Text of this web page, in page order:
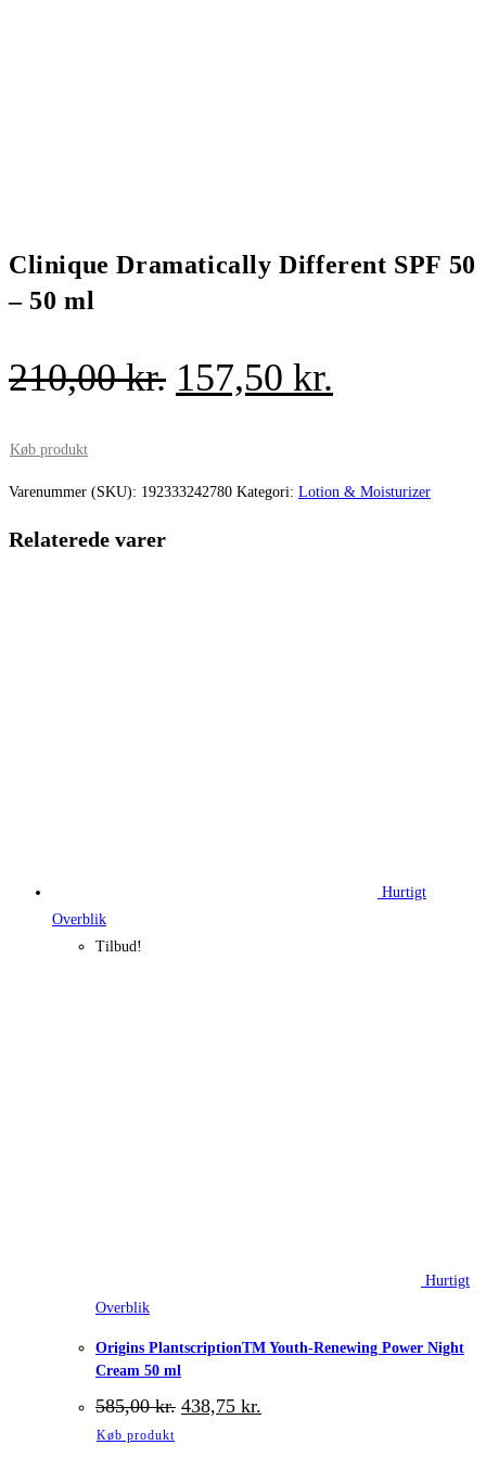
Clinique Dramatically Different SPF 50
– 50 ml
210,00kr. Den
var:
157,50 kr.
er:
Køb produkt
Varenummer (SKU): 192333242780 Kategori: Lotion & Moisturizer
Relaterede varer
Hurtigt
Overblik
Tilbud!
Hurtigt
Overblik
Origins PlantscriptionTM Youth-Renewing Power Night
Cream 50 ml
585,00kr. Den
oprindelige
438,75 kr.
Køb produkt